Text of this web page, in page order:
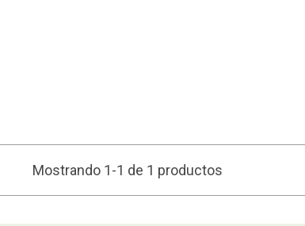
Mostrando 1-1 de 1 productos